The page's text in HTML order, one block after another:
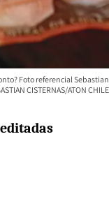
Foto referencial Sebastian
CISTERNAS/ATON CHILE